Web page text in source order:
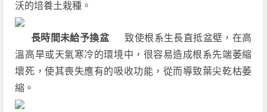
沃的培養土栽種。
長時間未給予換盆 致使根系生長直抵盆壁，在高
溫高旱或天氣寒冷的環境中，很容易造成根系先端萎縮
壞死，使其喪失應有的吸收功能，從而導致葉尖乾枯萎
縮。